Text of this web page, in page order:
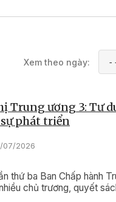
bồi dưỡng kiến thức
ninh đối tượng 3
dục quốc phòng và an
kiến thức quốc phòng
Xem theo ngày:
Trung ương 3: Tư
phát triển
07/2026
thứ ba Ban Chấp hành
chủ trương, quyết